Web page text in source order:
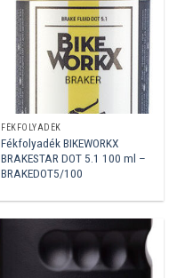
FÉKFOLYADÉK
Fékfolyadék BIKEWORKX
BRAKESTAR DOT 5.1 100 ml –
BRAKEDOT5/100